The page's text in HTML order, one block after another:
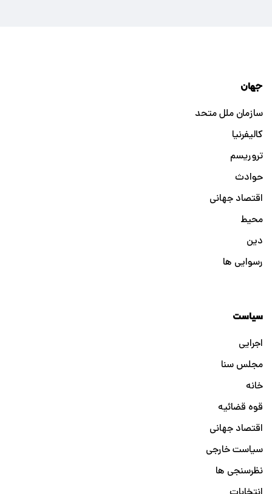
جهان
سازمان ملل متحد
کالیفرنیا
تروریسم
حوادث
اقتصاد جهانی
محیط
دین
رسوایی ها
سیاست
اجرایی
مجلس سنا
خانه
قوه قضائیه
اقتصاد جهانی
سیاست خارجی
نظرسنجی ها